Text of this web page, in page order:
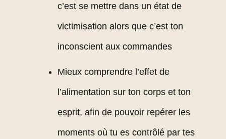
c’est se mettre dans un état de
victimisation alors que c’est ton
inconscient aux commandes
Mieux comprendre l’effet de
l’alimentation sur ton corps et ton
esprit, afin de pouvoir repérer les
moments où tu es contrôlé par tes